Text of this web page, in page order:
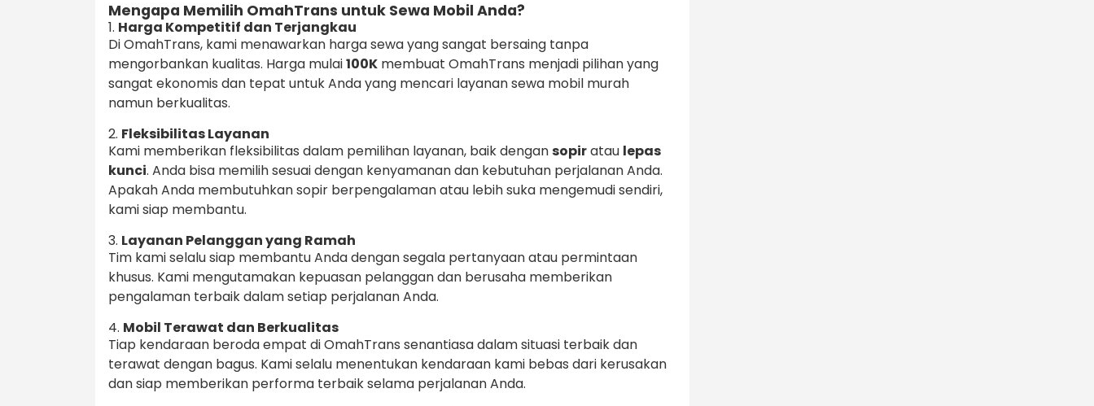
Mengapa Memilih OmahTrans untuk Sewa Mobil Anda?
1. Harga Kompetitif dan Terjangkau
Di OmahTrans, kami menawarkan harga sewa yang sangat bersaing tanpa
mengorbankan kualitas. Harga mulai100K membuat OmahTrans menjadi pilihan yang
sangat ekonomis dan tepat untuk Anda yang mencari layanan sewa mobil murah
namun berkualitas.
2. Fleksibilitas Layanan
Kami memberikan fleksibilitas dalam pemilihan layanan, baik dengansopiratau lepas
kunci. Anda bisa memilih sesuai dengan kenyamanan dan kebutuhan perjalanan Anda.
Apakah Anda membutuhkan sopir berpengalaman atau lebih suka mengemudi sendiri,
kami siap membantu.
3. Layanan Pelanggan yang Ramah
Tim kami selalu siap membantu Anda dengan segala pertanyaan atau permintaan
khusus. Kami mengutamakan kepuasan pelanggan dan berusaha memberikan
pengalaman terbaik dalam setiap perjalanan Anda.
4. Mobil Terawat dan Berkualitas
Tiap kendaraan beroda empat di OmahTrans senantiasa dalam situasi terbaik dan
terawat dengan bagus. Kami selalu menentukan kendaraan kami bebas dari kerusakan
dan siap memberikan performa terbaik selama perjalanan Anda.